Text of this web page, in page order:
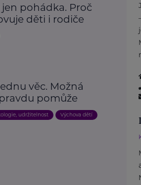
pohádka. Proč
děti i rodiče
věc. Možná
pomůže
udržitelnost Výchova dětí